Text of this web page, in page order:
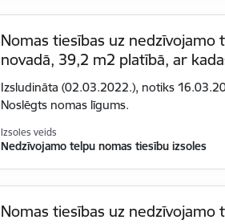
Nomas tiesības uz nedzīvojamo
novadā, 39,2 m2 platībā, ar
Izsludināta (02.03.2022.), notiks
Noslēgts nomas līgums.
Izsoles veids
Nedzīvojamo telpu nomas tiesību izsoles
Nomas tiesības uz nedzīvojamo